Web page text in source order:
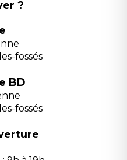
?
fossés
BD
fossés